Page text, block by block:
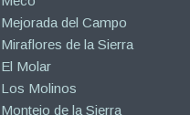
Mejorada del Campo
Miraflores de la Sierra
El Molar
Los Molinos
Montejo de la Sierra